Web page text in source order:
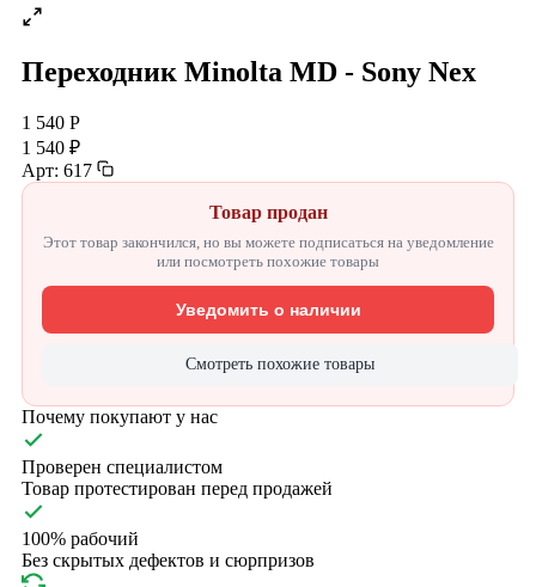
Переходник Minolta MD - Sony Nex
1 540 Р
1 540 ₽
Арт: 617
Товар продан
Этот товар закончился, но вы можете подписаться на уведомление
или посмотреть похожие товары
Уведомить о наличии
Смотреть похожие товары
Почему покупают у нас
Проверен специалистом
Товар протестирован перед продажей
100% рабочий
Без скрытых дефектов и сюрпризов